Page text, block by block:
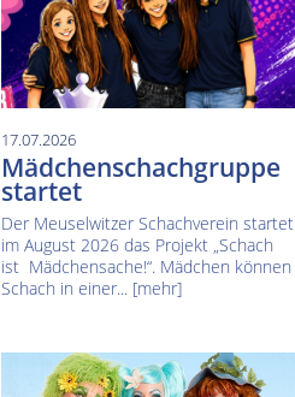
17.07.2026
Mädchenschachgruppe
startet
Der Meuselwitzer Schachverein startet
im August 2026 das Projekt „Schach
ist Mädchensache!“. Mädchen können
Schach in einer... [mehr]